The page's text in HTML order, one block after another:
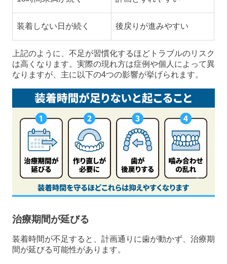
装着しない日が続く 後戻りが進みやすい
上記のように、不足が習慣化するほどトラブルのリスク
は高くなります。実際の現れ方は症例や個人によって異
なりますが、主に以下の4つの影響が挙げられます。
治療期間が延びる
装着時間が不足すると、計画通りに歯が動かず、治療期
間が延びる可能性があります。